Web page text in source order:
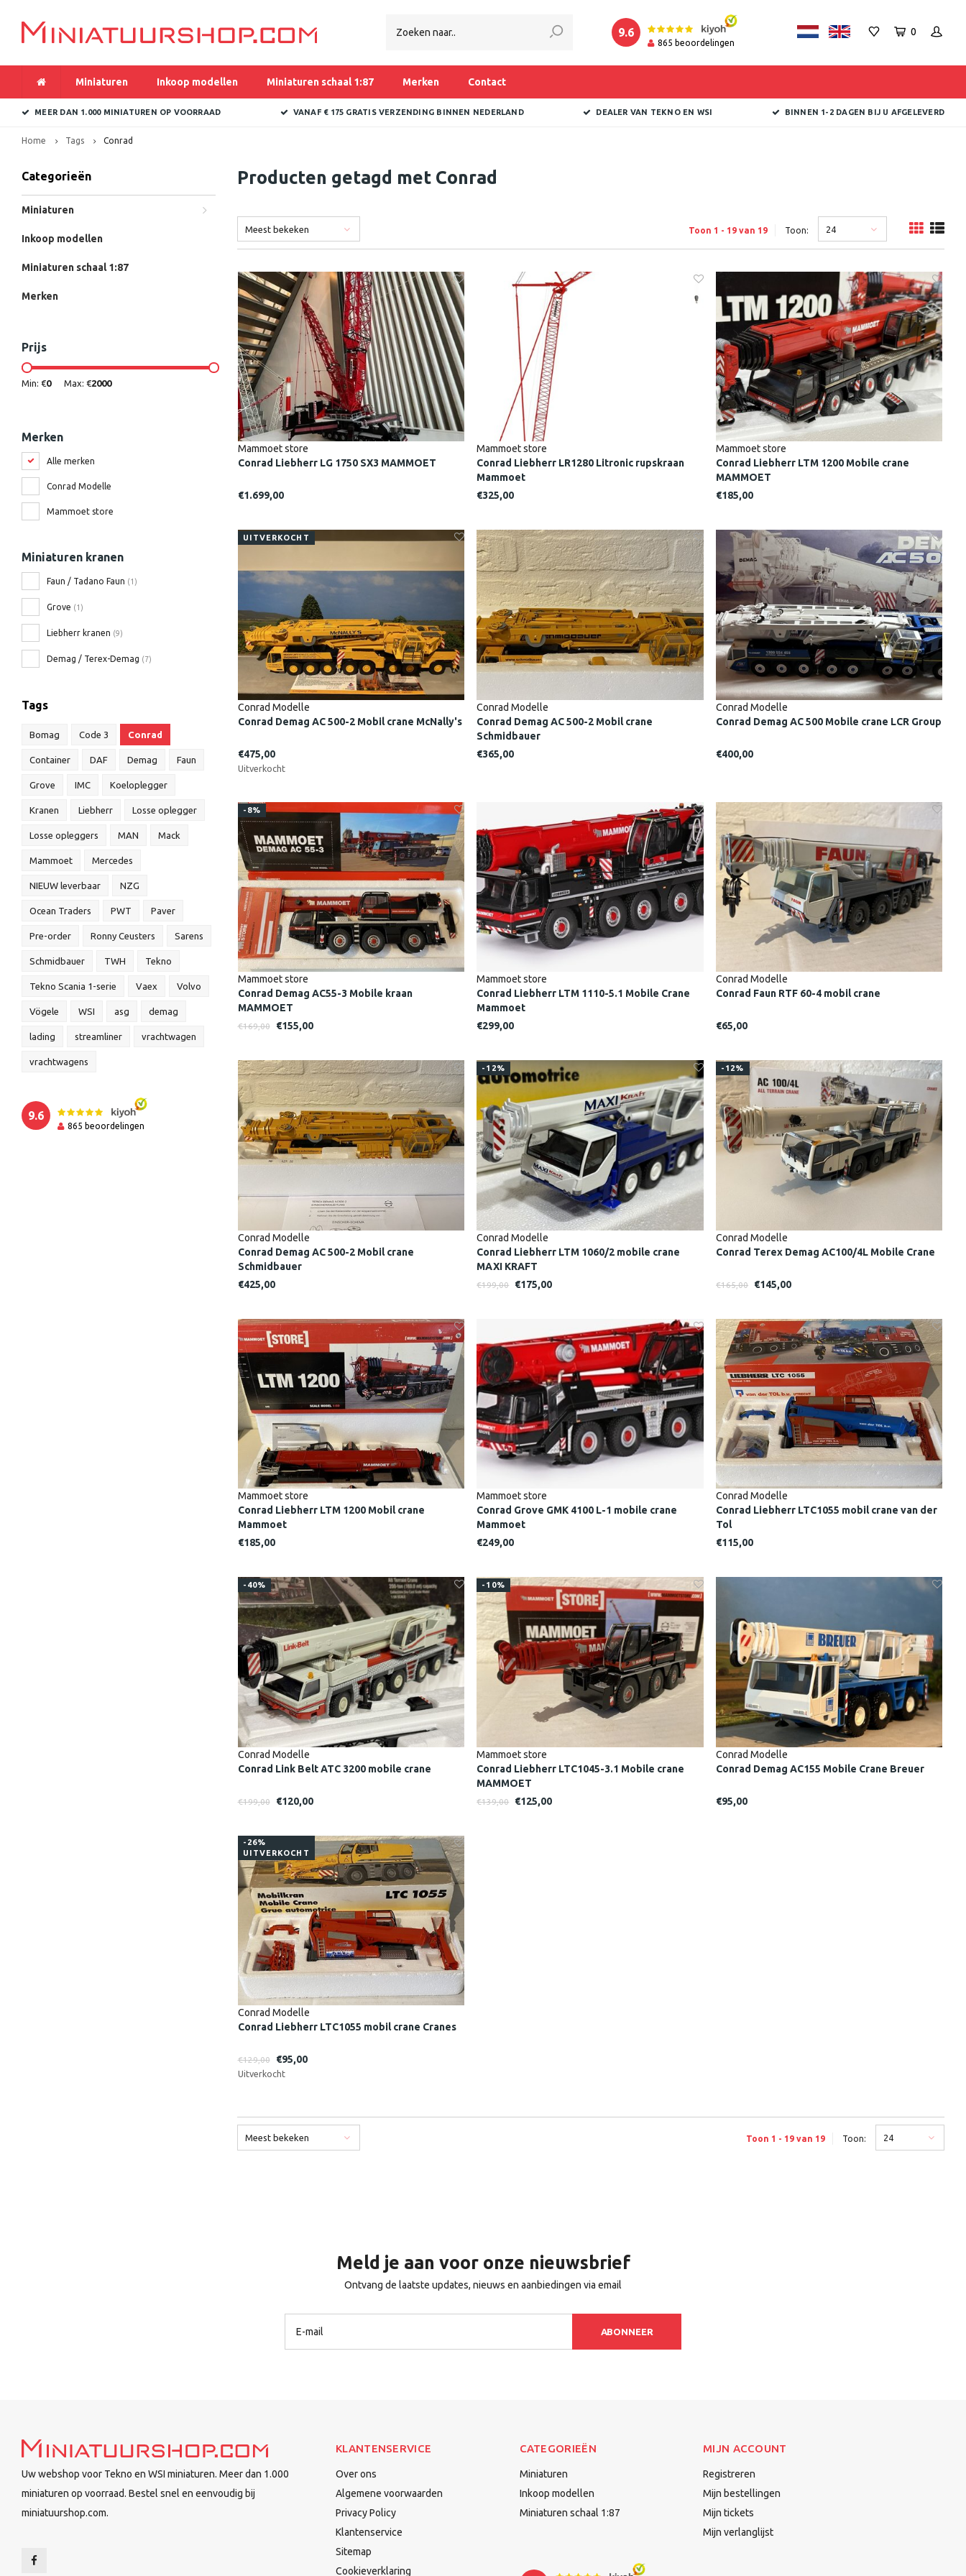
9.6
865 beoordelingen
0
Miniaturen Inkoop modellen Miniaturen schaal 1:87 Merken Contact
MEER DAN 1.000 MINIATUREN OP VOORRAAD VANAF € 175 GRATIS VERZENDING BINNEN NEDERLAND DEALER VAN TEKNO EN WSI BINNEN 1-2 DAGEN BIJ U AFGELEVERD
Home Tags Conrad
Categorieën
Miniaturen
Inkoop modellen
Miniaturen schaal 1:87
Merken
Prijs
Min: €0 Max: €2000
Merken
Alle merken
Conrad Modelle
Mammoet store
Miniaturen kranen
Faun / Tadano Faun (1)
Grove (1)
Liebherr kranen (9)
Demag / Terex-Demag (7)
Tags
Bomag Code 3 Conrad
Container DAF Demag Faun
Grove IMC Koeloplegger
Kranen Liebherr Losse oplegger
Losse opleggers MAN Mack
Mammoet Mercedes
NIEUW leverbaar NZG
Ocean Traders PWT Paver
Pre-order Ronny Ceusters Sarens
Schmidbauer TWH Tekno
Tekno Scania 1-serie Vaex Volvo
Vögele WSI asg demag
lading streamliner vrachtwagen
vrachtwagens
9.6
865 beoordelingen
Producten getagd met Conrad
Meest bekeken Toon 1 - 19 van 19 Toon: 24
Mammoet store
Conrad Liebherr LG 1750 SX3 MAMMOET
€1.699,00
Mammoet store
Conrad Liebherr LR1280 Litronic rupskraan
Mammoet
€325,00
Mammoet store
Conrad Liebherr LTM 1200 Mobile crane
MAMMOET
€185,00
UITVERKOCHT
Conrad Modelle
Conrad Demag AC 500-2 Mobil crane McNally's
€475,00
Uitverkocht
Conrad Modelle
Conrad Demag AC 500-2 Mobil crane
Schmidbauer
€365,00
Conrad Modelle
Conrad Demag AC 500 Mobile crane LCR Group
€400,00
-8%
Mammoet store
Conrad Demag AC55-3 Mobile kraan
MAMMOET
€169,00 €155,00
Mammoet store
Conrad Liebherr LTM 1110-5.1 Mobile Crane
Mammoet
€299,00
Conrad Modelle
Conrad Faun RTF 60-4 mobil crane
€65,00
Conrad Modelle
Conrad Demag AC 500-2 Mobil crane
Schmidbauer
€425,00
-12%
Conrad Modelle
Conrad Liebherr LTM 1060/2 mobile crane
MAXI KRAFT
€199,00 €175,00
-12%
Conrad Modelle
Conrad Terex Demag AC100/4L Mobile Crane
€165,00 €145,00
Mammoet store
Conrad Liebherr LTM 1200 Mobil crane
Mammoet
€185,00
Mammoet store
Conrad Grove GMK 4100 L-1 mobile crane
Mammoet
€249,00
Conrad Modelle
Conrad Liebherr LTC1055 mobil crane van der
Tol
€115,00
-40%
Conrad Modelle
Conrad Link Belt ATC 3200 mobile crane
€199,00 €120,00
-10%
Mammoet store
Conrad Liebherr LTC1045-3.1 Mobile crane
MAMMOET
€139,00 €125,00
Conrad Modelle
Conrad Demag AC155 Mobile Crane Breuer
€95,00
-26%
UITVERKOCHT
Conrad Modelle
Conrad Liebherr LTC1055 mobil crane Cranes
€129,00 €95,00
Uitverkocht
Meest bekeken Toon 1 - 19 van 19 Toon: 24
Meld je aan voor onze nieuwsbrief
Ontvang de laatste updates, nieuws en aanbiedingen via email
ABONNEER
Uw webshop voor Tekno en WSI miniaturen. Meer dan 1.000
miniaturen op voorraad. Bestel snel en eenvoudig bij
miniatuurshop.com.
KLANTENSERVICE
Over ons
Algemene voorwaarden
Privacy Policy
Klantenservice
Sitemap
Cookieverklaring
CATEGORIEËN
Miniaturen
Inkoop modellen
Miniaturen schaal 1:87
MIJN ACCOUNT
Registreren
Mijn bestellingen
Mijn tickets
Mijn verlanglijst